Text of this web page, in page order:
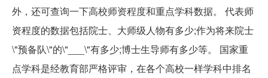
外，还可查询一下高校师资程度和重点学科数据。 代表师
资程度的数据包括院士、大师级人物有多少;作为将来院士
\"预备队\"的\"___\"有多少;博士生导师有多少等。 国家重
点学科是经教育部严格评审，在各个高校一样学科中排名